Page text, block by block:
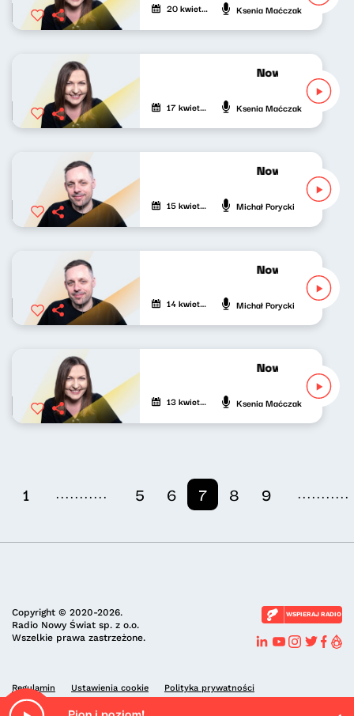
20 kwietnia 2026 Ksenia Maćczak
Nowy Świat po
17 kwietnia 2026 Ksenia Maćczak
Nowy Świat po
15 kwietnia 2026 Michał Porycki
Nowy Świat po
14 kwietnia 2026 Michał Porycki
Nowy Świat po
13 kwietnia 2026 Ksenia Maćczak
1 ........... 5 6 7 8 9 ...........
Copyright © 2020-2026.
Radio Nowy Świat sp. z o.o.
Wszelkie prawa zastrzeżone.
WSPIERAJ RADIO
Regulamin Ustawienia cookie Polityka prywatności